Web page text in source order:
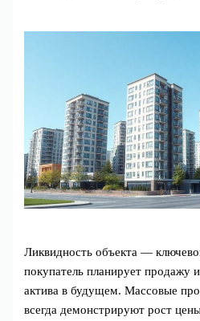
Ликвидность объекта —
покупатель планирует продажу
актива в будущем. Массовые
всегда демонстрируют рост